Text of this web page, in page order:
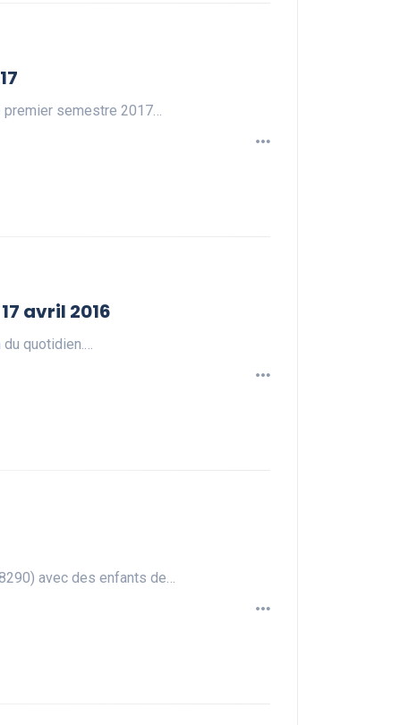
premier semestre 2017…
avril 2016
quotidien.…
avec des enfants de…